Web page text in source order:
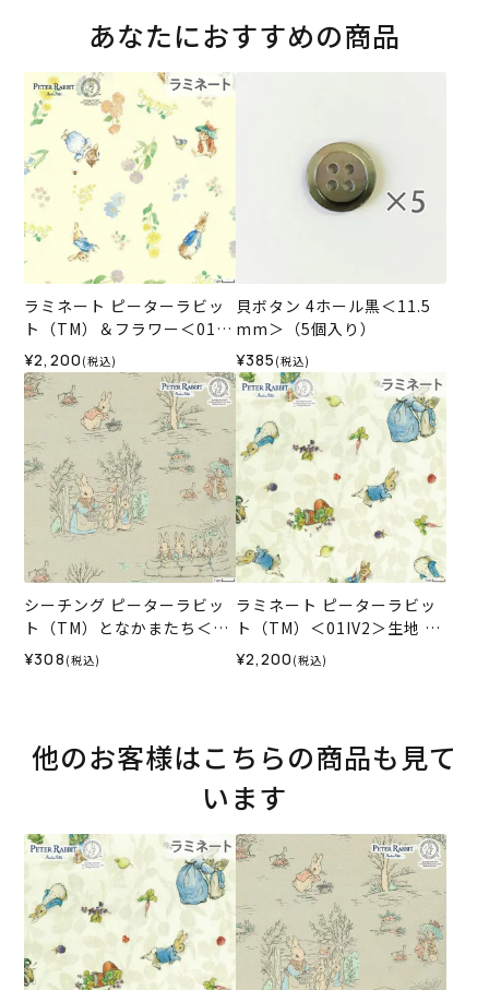
あなたにおすすめの商品
ラミネート ピーターラビッ
ト（TM）＆フラワー＜01IV
＞生地 ホビーラホビーレデ
ザインコレクション
¥2,200 (税込)
貝ボタン 4ホール黒＜11.5
mm＞（5個入り）
¥385 (税込)
シーチング ピーターラビッ
ト（TM）となかまたち＜01
BE＞生地 ホビーラホビーレ
デザインコレクション
¥308 (税込)
ラミネート ピーターラビッ
ト（TM）＜01IV2＞生地 ホ
ビーラホビーレデザインコ
レクション
¥2,200 (税込)
他のお客様はこちらの商品も見て
います